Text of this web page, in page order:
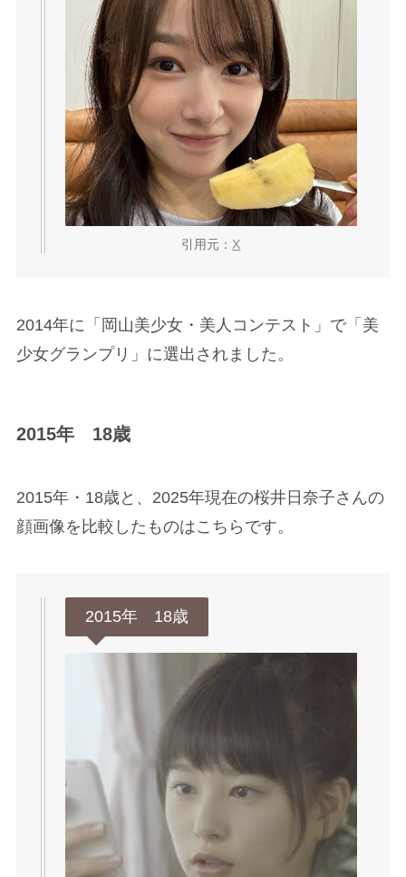
引用元：X
2014年に「岡山美少女・美人コンテスト」で「美
少女グランプリ」に選出されました。
2015年 18歳
2015年・18歳と、2025年現在の桜井日奈子さんの
顔画像を比較したものはこちらです。
2015年 18歳